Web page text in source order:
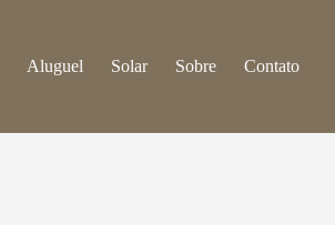
Aluguel Solar Sobre Contato